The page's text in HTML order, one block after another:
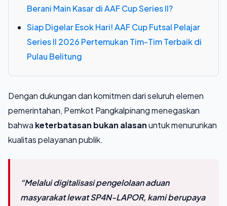
Berani Main Kasar di AAF Cup Series II?
Siap Digelar Esok Hari! AAF Cup Futsal Pelajar
Series II 2026 Pertemukan Tim-Tim Terbaik di
Pulau Belitung
Dengan dukungan dan komitmen dari seluruh elemen
pemerintahan, Pemkot Pangkalpinang menegaskan
bahwa keterbatasan bukan alasanuntuk menurunkan
kualitas pelayanan publik.
“Melalui digitalisasi pengelolaan aduan
masyarakat lewat SP4N-LAPOR, kami berupaya